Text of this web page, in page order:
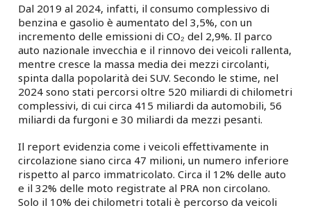
Dal 2019 al 2024, infatti, il consumo complessivo di
benzina e gasolio è aumentato del 3,5%, con un
incremento delle emissioni di CO₂ del 2,9%. Il parco
auto nazionale invecchia e il rinnovo dei veicoli rallenta,
mentre cresce la massa media dei mezzi circolanti,
spinta dalla popolarità dei SUV. Secondo le stime, nel
2024 sono stati percorsi oltre 520 miliardi di chilometri
complessivi, di cui circa 415 miliardi da automobili, 56
miliardi da furgoni e 30 miliardi da mezzi pesanti.
Il report evidenzia come i veicoli effettivamente in
circolazione siano circa 47 milioni, un numero inferiore
rispetto al parco immatricolato. Circa il 12% delle auto
e il 32% delle moto registrate al PRA non circolano.
Solo il 10% dei chilometri totali è percorso da veicoli